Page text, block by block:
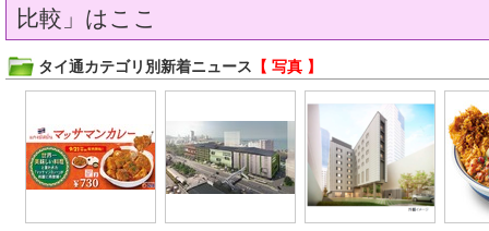
比較」はここ
タイ通カテゴリ別新着ニュース 【 写真 】